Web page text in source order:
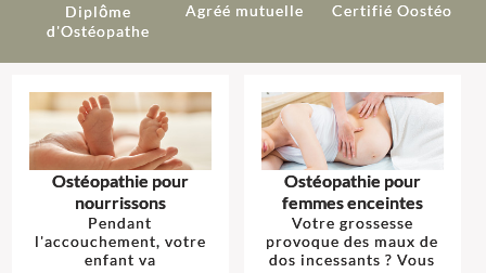
Diplôme
d'Ostéopathe
Agréé mutuelle Certifié Oostéo
Ostéopathie pour
nourrissons
Pendant
l'accouchement, votre
enfant va
Ostéopathie pour
femmes enceintes
Votre grossesse
provoque des maux de
dos incessants ? Vous